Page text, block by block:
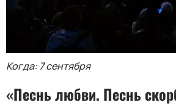
Когда: 7 сентября
«Песнь любви. Песнь